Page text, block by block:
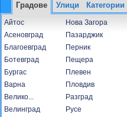
Градове Улици Категории
Айтос
Асеновград
Благоевград
Ботевград
Бургас
Варна
Велико...
Велинград
Нова Загора
Пазарджик
Перник
Пещера
Плевен
Пловдив
Разград
Русе